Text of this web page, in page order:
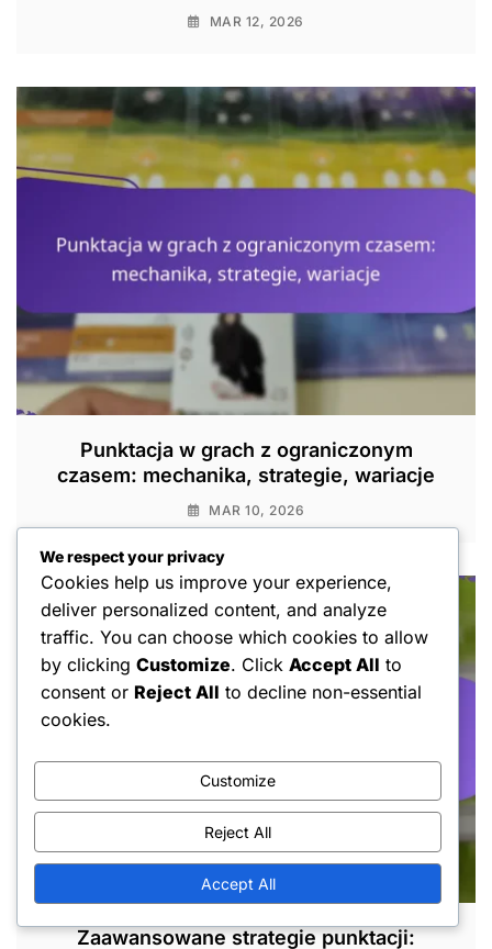
MAR 12, 2026
Punktacja w grach z ograniczonym
czasem: mechanika, strategie, wariacje
MAR 10, 2026
Zaawansowane strategie punktacji:
We respect your privacy
Cookies help us improve your experience,
deliver personalized content, and analyze
traffic. You can choose which cookies to allow
by clicking Customize. Click Accept All to
consent or Reject All to decline non-essential
cookies.
Customize
Reject All
Accept All